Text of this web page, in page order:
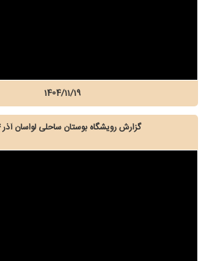
1404/11/19
گزارش رویشگاه بوستان ساحلی لواسان آذر 1404